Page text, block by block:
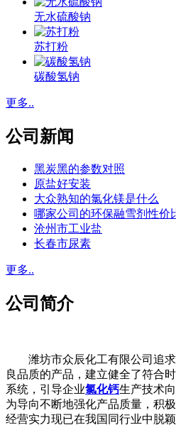
无水硫酸钠
苏打粉
碳酸氢钠
更多..
公司新闻
黑炭黑的参数对照
原盐好安装
大众熟知的氯化镁是什么
哪家公司的环保融雪剂性价
沧州市工业盐
长春市尿素
更多..
公司简介
潍坊市众辰化工有限公司追求
良品质的产品，建立健全了符合
系统，引导企业氯化钙生产技术
为导向不断地强化产品质量，积
经营实力现已在我国同行业中脱颖